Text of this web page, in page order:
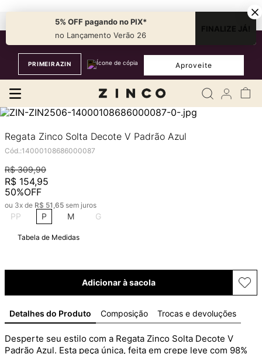
Fale com nossaPersonal Shopper.
Ganhe 10% OFF no PIX + 20% OFF na 1ª compra com o cupom
PRIMEIRAZIN Aproveite
Regata Zinco Solta Decote V Padrão Azul
Cód.:14000108686000087
R$ 309,90
R$ 154,95
50%OFF
ou 3x de R$ 51 ,65 sem juros
PP P M G
Tabela de Medidas
Adicionar à sacola
Detalhes do Produto Composição Trocas e devoluções
Desperte seu estilo com a Regata Zinco Solta Decote V
Padrão Azul. Esta peça única, feita em crepe leve com 98%
5% OFF pagando no PIX*
no Lançamento Verão 26
FINALIZE JÁ!